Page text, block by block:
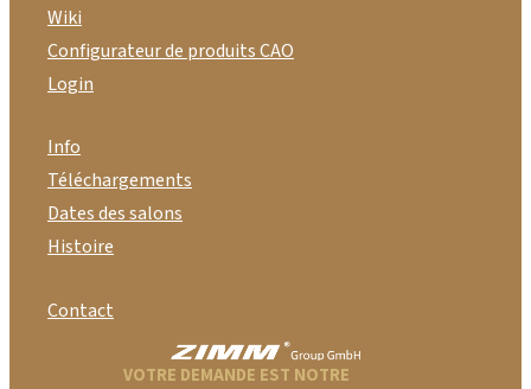
Wiki
Configurateur de produits CAO
Login
Info
Téléchargements
Dates des salons
Histoire
Contact
VOTRE DEMANDE EST NOTRE